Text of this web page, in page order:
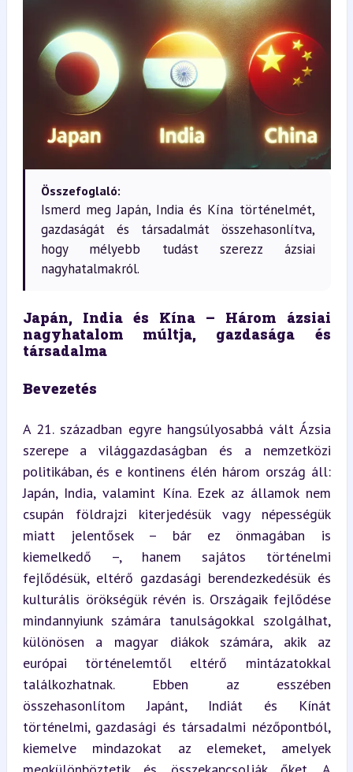
Összefoglaló:
Ismerd meg Japán, India és Kína történelmét,
gazdaságát és társadalmát összehasonlítva,
hogy mélyebb tudást szerezz ázsiai
nagyhatalmakról.
Japán, India és Kína – Három ázsiai
nagyhatalom múltja, gazdasága és
társadalma
Bevezetés
A 21. században egyre hangsúlyosabbá vált Ázsia
szerepe a világgazdaságban és a nemzetközi
politikában, és e kontinens élén három ország áll:
Japán, India, valamint Kína. Ezek az államok nem
csupán földrajzi kiterjedésük vagy népességük
miatt jelentősek – bár ez önmagában is
kiemelkedő –, hanem sajátos történelmi
fejlődésük, eltérő gazdasági berendezkedésük és
kulturális örökségük révén is. Országaik fejlődése
mindannyiunk számára tanulságokkal szolgálhat,
különösen a magyar diákok számára, akik az
európai történelemtől eltérő mintázatokkal
találkozhatnak. Ebben az esszében
összehasonlítom Japánt, Indiát és Kínát
történelmi, gazdasági és társadalmi nézőpontból,
kiemelve mindazokat az elemeket, amelyek